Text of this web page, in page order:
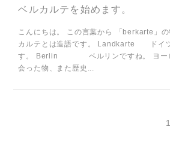
ベルカルテを始めます。
こんにちは。 この言葉から 「berkarte」
カルテとは造語です。 Landkarte ドイツ
す。 Berlin ベルリンですね。 ヨーロ
会った物、また歴史...